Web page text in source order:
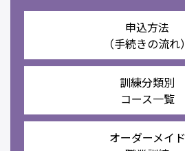
申込方法
（手続きの流れ）
訓練分類別
コース一覧
オーダーメイド